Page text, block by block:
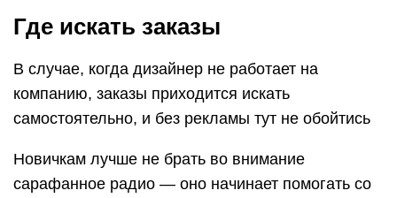
Где искать заказы
В случае, когда дизайнер не работает на
компанию, заказы приходится искать
самостоятельно, и без рекламы тут не обойтись
Новичкам лучше не брать во внимание
сарафанное радио — оно начинает помогать со